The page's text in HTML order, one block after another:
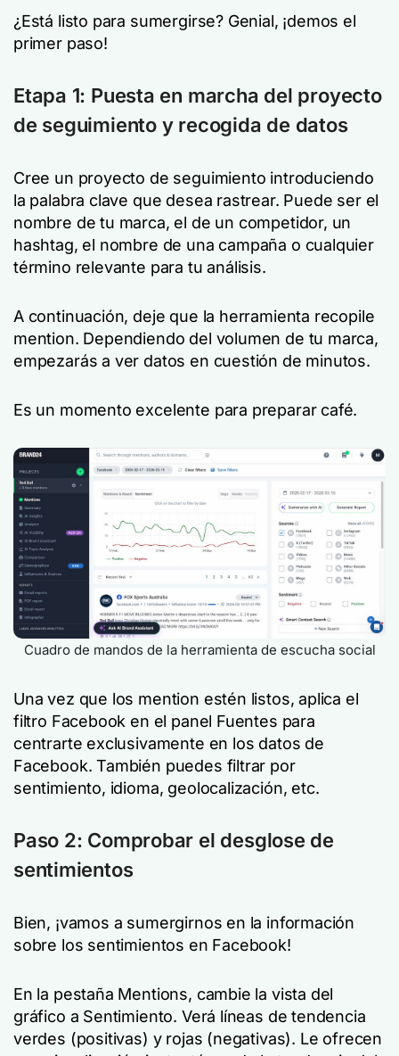
¿Está listo para sumergirse? Genial, ¡demos el
primer paso!
Etapa 1: Puesta en marcha del proyecto
de seguimiento y recogida de datos
Cree un proyecto de seguimiento introduciendo
la palabra clave que desea rastrear. Puede ser el
nombre de tu marca, el de un competidor, un
hashtag, el nombre de una campaña o cualquier
término relevante para tu análisis.
A continuación, deje que la herramienta recopile
mention. Dependiendo del volumen de tu marca,
empezarás a ver datos en cuestión de minutos.
Es un momento excelente para preparar café.
Cuadro de mandos de la herramienta de escucha social
Una vez que los mention estén listos, aplica el
filtro Facebook en el panel Fuentes para
centrarte exclusivamente en los datos de
Facebook. También puedes filtrar por
sentimiento, idioma, geolocalización, etc.
Paso 2: Comprobar el desglose de
sentimientos
Bien, ¡vamos a sumergirnos en la información
sobre los sentimientos en Facebook!
En la pestaña Mentions, cambie la vista del
gráfico a Sentimiento. Verá líneas de tendencia
verdes (positivas) y rojas (negativas). Le ofrecen